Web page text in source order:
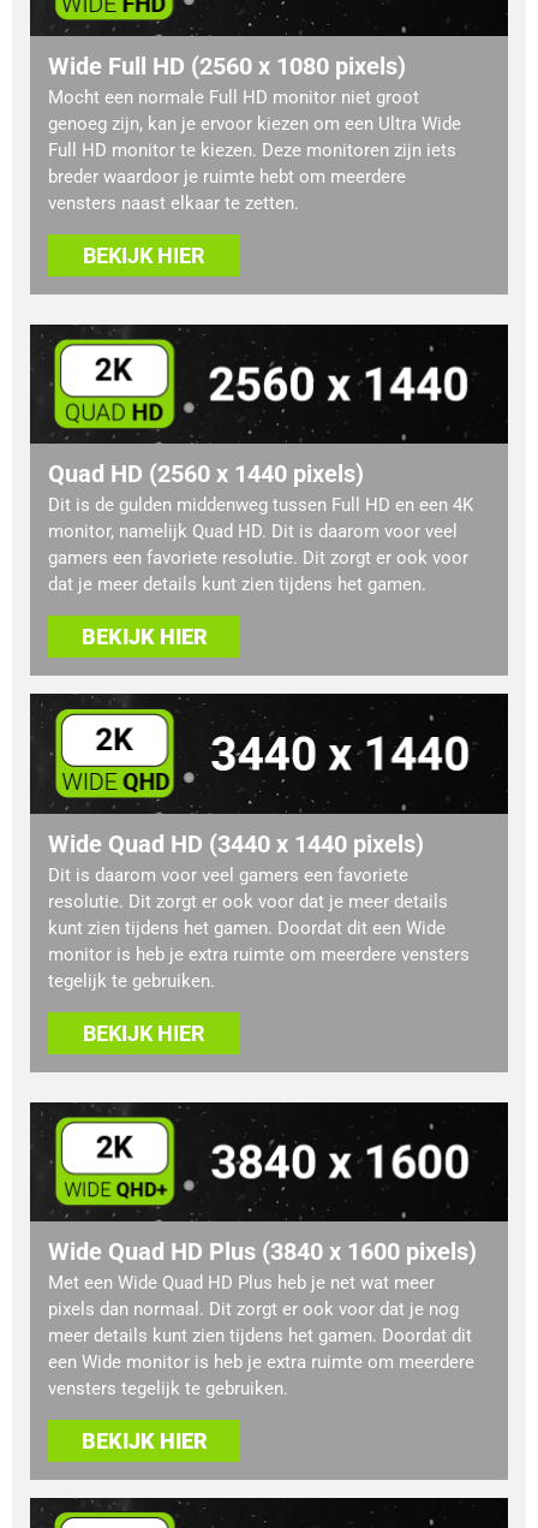
Wide Full HD (2560 x 1080 pixels)
Mocht een normale Full HD monitor niet groot
genoeg zijn, kan je ervoor kiezen om een Ultra Wide
Full HD monitor te kiezen. Deze monitoren zijn iets
breder waardoor je ruimte hebt om meerdere
vensters naast elkaar te zetten.
BEKIJK HIER
Quad HD (2560 x 1440 pixels)
Dit is de gulden middenweg tussen Full HD en een 4K
monitor, namelijk Quad HD. Dit is daarom voor veel
gamers een favoriete resolutie. Dit zorgt er ook voor
dat je meer details kunt zien tijdens het gamen.
BEKIJK HIER
Wide Quad HD (3440 x 1440 pixels)
Dit is daarom voor veel gamers een favoriete
resolutie. Dit zorgt er ook voor dat je meer details
kunt zien tijdens het gamen. Doordat dit een Wide
monitor is heb je extra ruimte om meerdere vensters
tegelijk te gebruiken.
BEKIJK HIER
Wide Quad HD Plus (3840 x 1600 pixels)
Met een Wide Quad HD Plus heb je net wat meer
pixels dan normaal. Dit zorgt er ook voor dat je nog
meer details kunt zien tijdens het gamen. Doordat dit
een Wide monitor is heb je extra ruimte om meerdere
vensters tegelijk te gebruiken.
BEKIJK HIER